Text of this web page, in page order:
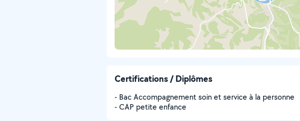
Certifications / Diplômes
- Bac Accompagnement soin et service à la personne
- CAP petite enfance